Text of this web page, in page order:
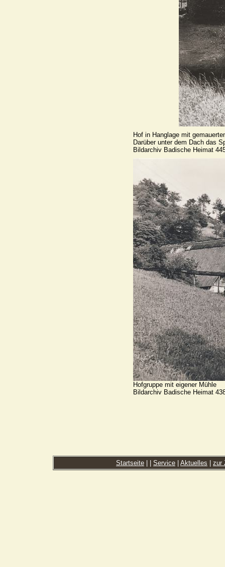
Hof in Hanglage mit
Darüber unter dem Dach das
Bildarchiv Badische Heimat
Hofgruppe mit eigener Mühle
Bildarchiv Badische Heimat
Startseite Service Aktuelles zur